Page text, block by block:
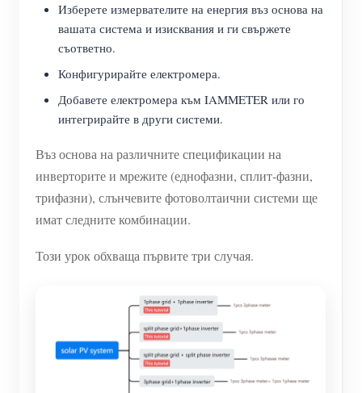
Изберете измервателите на енергия въз основа на
вашата система и изисквания и ги свържете
съответно.
Конфигурирайте електромера.
Добавете електромера към IAMMETER или го
интегрирайте в други системи.
Въз основа на различните спецификации на
инверторите и мрежите (еднофазни, сплит-фазни,
трифазни), слънчевите фотоволтаични системи ще
имат следните комбинации.
Този урок обхваща първите три случая.